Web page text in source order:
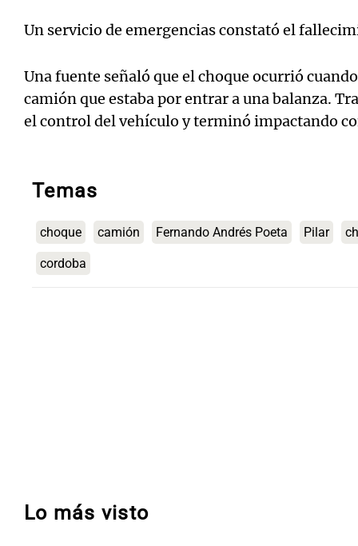
Un servicio de emergencias constató el
Una fuente señaló que el choque ocurrió
camión que estaba por entrar a una balanza.
el control del vehículo y terminó impactando
Temas
choque camión Fernando Andrés Poeta Pilar
cordoba
Lo más visto